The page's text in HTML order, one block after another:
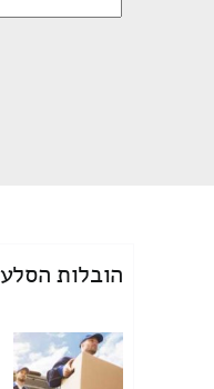
הובלות הסלע